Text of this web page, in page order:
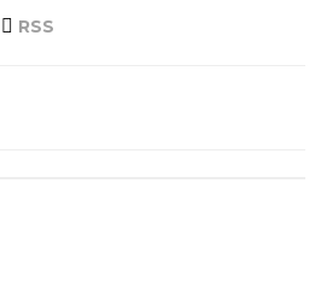
RSS